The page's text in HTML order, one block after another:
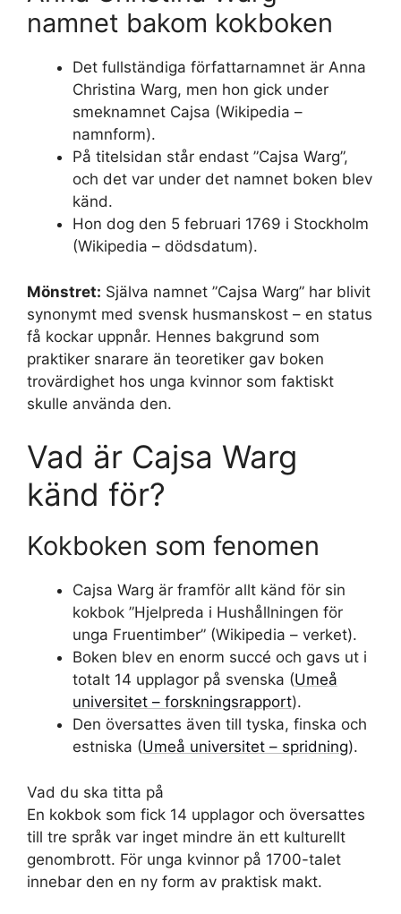
namnet bakom kokboken
Det fullständiga författarnamnet är Anna
Christina Warg, men hon gick under
smeknamnet Cajsa (Wikipedia –
namnform).
På titelsidan står endast ”Cajsa Warg”,
och det var under det namnet boken blev
känd.
Hon dog den 5 februari 1769 i Stockholm
(Wikipedia – dödsdatum).
Mönstret: Själva namnet ”Cajsa Warg” har blivit
synonymt med svensk husmanskost – en status
få kockar uppnår. Hennes bakgrund som
praktiker snarare än teoretiker gav boken
trovärdighet hos unga kvinnor som faktiskt
skulle använda den.
Vad är Cajsa Warg
känd för?
Kokboken som fenomen
Cajsa Warg är framför allt känd för sin
kokbok ”Hjelpreda i Hushållningen för
unga Fruentimber” (Wikipedia – verket).
Boken blev en enorm succé och gavs ut i
totalt 14 upplagor på svenska (Umeå
universitet – forskningsrapport).
Den översattes även till tyska, finska och
estniska (Umeå universitet – spridning).
Vad du ska titta på
En kokbok som fick 14 upplagor och översattes
till tre språk var inget mindre än ett kulturellt
genombrott. För unga kvinnor på 1700-talet
innebar den en ny form av praktisk makt.